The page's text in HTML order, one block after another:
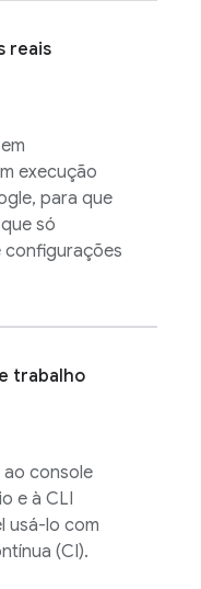
reais
execução
para que
só
configurações
trabalho
console
e à CLI
usá-lo com
(CI).